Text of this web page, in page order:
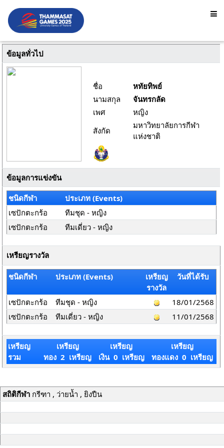
ข้อมูลทั่วไป
ชื่อ
หทัยทิพย์
นามสกุล
จันทรกลัด
เพศ
หญิง
สังกัด
มหาวิทยาลัยการกีฬา
แห่งชาติ
ข้อมูลการแข่งขัน
ชนิดกีฬา
ประเภท (Events)
เซปักตะกร้อ
ทีมชุด - หญิง
เซปักตะกร้อ
ทีมเดี่ยว - หญิง
เหรียญรางวัล
ชนิดกีฬา ประเภท (Events)
เหรียญ
รางวัล
วันที่ได้รับ
เซปักตะกร้อ ทีมชุด - หญิง
18/01/2568
เซปักตะกร้อ
ทีมเดี่ยว - หญิง 11/01/2568
เหรียญ
รวม
เหรียญ
ทอง 2 เหรียญ
เหรียญ
เงิน 0 เหรียญ
เหรียญ
ทองแดง 0 เหรียญ
สถิติกีฬากรีฑา , ว่ายน้ำ , ยิงปืน